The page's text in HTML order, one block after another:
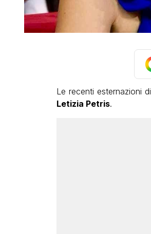
Le recenti esternazioni di
Letizia Petris.